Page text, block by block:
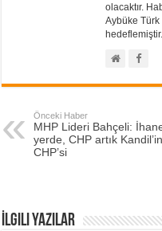
olacaktır.
Aybüke Türk
hedeflemiştir.
Önceki Haber
MHP Lideri Bahçeli:
yerde, CHP artık
CHP’si
İlgili Yazılar